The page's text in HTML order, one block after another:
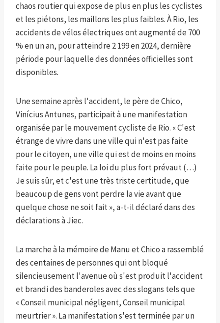
chaos routier qui expose de plus en plus les cyclistes
et les piétons, les maillons les plus faibles. À Rio, les
accidents de vélos électriques ont augmenté de 700
% en un an, pour atteindre 2 199 en 2024, dernière
période pour laquelle des données officielles sont
disponibles.
Une semaine après l'accident, le père de Chico,
Vinícius Antunes, participait à une manifestation
organisée par le mouvement cycliste de Rio. « C'est
étrange de vivre dans une ville qui n'est pas faite
pour le citoyen, une ville qui est de moins en moins
faite pour le peuple. La loi du plus fort prévaut (…)
Je suis sûr, et c'est une très triste certitude, que
beaucoup de gens vont perdre la vie avant que
quelque chose ne soit fait », a-t-il déclaré dans des
déclarations à Jiec.
La marche à la mémoire de Manu et Chico a rassemblé
des centaines de personnes qui ont bloqué
silencieusement l'avenue où s'est produit l'accident
et brandi des banderoles avec des slogans tels que
« Conseil municipal négligent, Conseil municipal
meurtrier ». La manifestation s'est terminée par un